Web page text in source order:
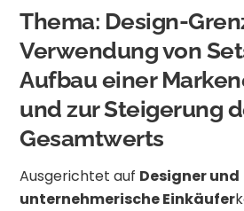
Thema: Design-
Verwendung von
Aufbau einer
und zur Steigerung
Gesamtwerts
Ausgerichtet auf Designer und
unternehmerische Einkäufer